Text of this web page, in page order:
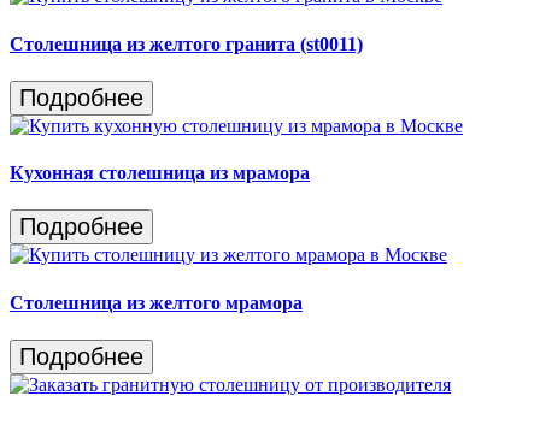
Столешница из желтого гранита (st0011)
Подробнее
Кухонная столешница из мрамора
Подробнее
Столешница из желтого мрамора
Подробнее